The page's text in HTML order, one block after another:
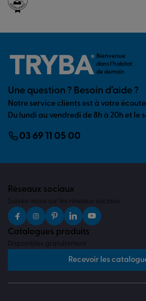
Bienvenue
dans l’habitat
de demain
Une question ? Besoin d’aide ?
Notre service clients est à votre
Du lundi au vendredi de 8h à 20h et le
03 69 11 05 00
Réseaux sociaux
Suivez-nous sur les réseaux sociaux
Catalogues produits
Disponibles gratuitement
Recevoir les